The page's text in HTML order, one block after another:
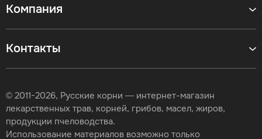
Контакты
Компания
© 2011-2026, Русские корни — интернет-магазин
лекарственных трав, корней, грибов, масел, жиров,
продукции пчеловодства.
Использование материалов возможно только